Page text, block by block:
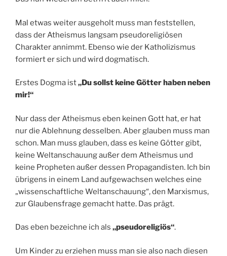
Mal etwas weiter ausgeholt muss man feststellen,
dass der Atheismus langsam pseudoreligiösen
Charakter annimmt. Ebenso wie der Katholizismus
formiert er sich und wird dogmatisch.
Erstes Dogma ist„Du sollst keine Götter haben neben
mir!“
Nur dass der Atheismus eben keinen Gott hat, er hat
nur die Ablehnung desselben. Aber glauben muss man
schon. Man muss glauben, dass es keine Götter gibt,
keine Weltanschauung außer dem Atheismus und
keine Propheten außer dessen Propagandisten. Ich bin
übrigens in einem Land aufgewachsen welches eine
„wissenschaftliche Weltanschauung“, den Marxismus,
zur Glaubensfrage gemacht hatte. Das prägt.
Das eben bezeichne ich als „pseudoreligiös“.
Um Kinder zu erziehen muss man sie also nach diesen